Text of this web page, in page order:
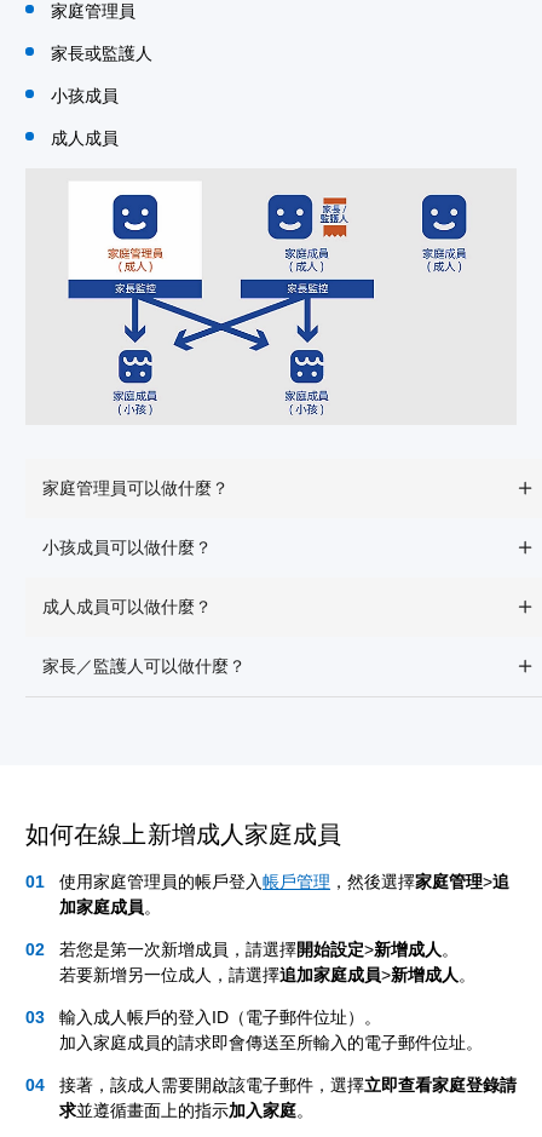
家庭管理員
家長或監護人
小孩成員
成人成員
家庭管理員可以做什麼？
小孩成員可以做什麼？
成人成員可以做什麼？
家長／監護人可以做什麼？
如何在線上新增成人家庭成員
使用家庭管理員的帳戶登入帳戶管理 ，然後選擇家庭管理>追
加家庭成員。
若您是第一次新增成員，請選擇開始設定>新增成人 。
若要新增另一位成人，請選擇追加家庭成員>新增成人 。
輸入成人帳戶的登入ID（電子郵件位址）。
加入家庭成員的請求即會傳送至所輸入的電子郵件位址。
接著，該成人需要開啟該電子郵件，選擇立即查看家庭登錄請
求並遵循畫面上的指示加入家庭。